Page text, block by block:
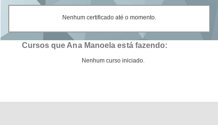
Nenhum certificado até o momento.
Cursos que Ana Manoela está fazendo:
Nenhum curso iniciado.